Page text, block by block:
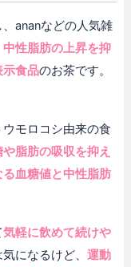
、ananなどの人気雑
中性脂肪の上昇を抑
示食品のお茶です。
モロコシ由来の食
や脂肪の吸収を抑え
る血糖値と中性脂肪
気軽に飲めて続けや
になるけど、 運動